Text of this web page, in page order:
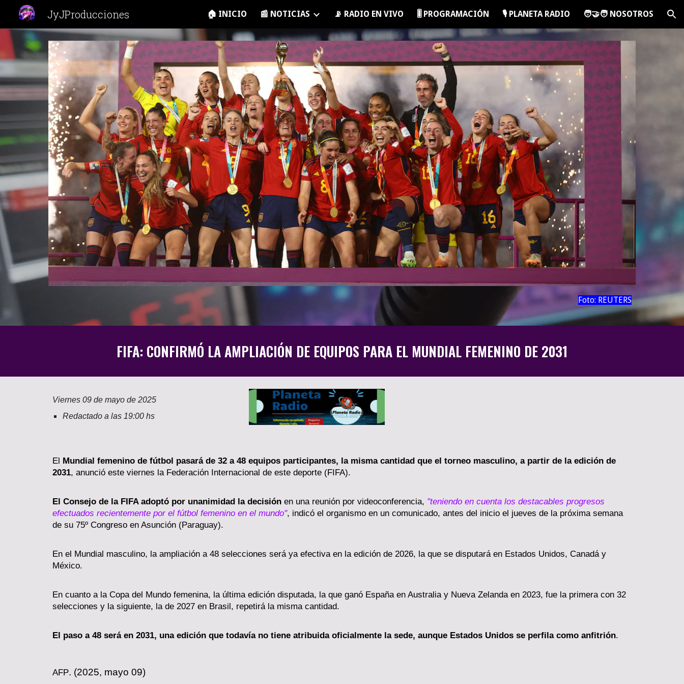
Skip to main content Skip to navigation
JyJProducciones 🏠 INICIO 📰 NOTICIAS 📡 RADIO EN VIVO 🎚️ PROGRAMACIÓN 🎙️ PLANETA RADIO 🧑‍🤝‍🧑 NOSOTROS
Foto: REUTERS
FIFA: CONFIRMÓ LA AMPLIACIÓN DE EQUIPOS PARA EL MUNDIAL FEMENINO DE 2031
Viernes09 de mayo de 2025
Redactado a las 19:00hs
El Mundial femenino de fútbol pasará de 32 a 48 equipos participantes, la misma cantidad que el torneo masculino, a partir de la edición de
2031, anunció este viernes la Federación Internacional de este deporte (FIFA).
El Consejo de la FIFA adoptó por unanimidad la decisiónen una reunión por videoconferencia, "teniendo en cuenta los destacables progresos
efectuados recientemente por el fútbol femenino en el mundo", indicó el organismo en un comunicado, antes del inicio el jueves de la próxima semana
de su 75º Congreso en Asunción (Paraguay).
En el Mundial masculino, la ampliación a 48 selecciones será ya efectiva en la edición de 2026, la que se disputará en Estados Unidos, Canadá y
México.
En cuanto a la Copa del Mundo femenina, la última edición disputada, la que ganó España en Australia y Nueva Zelanda en 2023, fue la primera con 32
selecciones y la siguiente, la de 2027 en Brasil, repetirá la misma cantidad.
El paso a 48 será en 2031, una edición que todavía no tiene atribuida oficialmente la sede, aunque Estados Unidos se perfila como anfitrión.
AFP. (2025, mayo 09)